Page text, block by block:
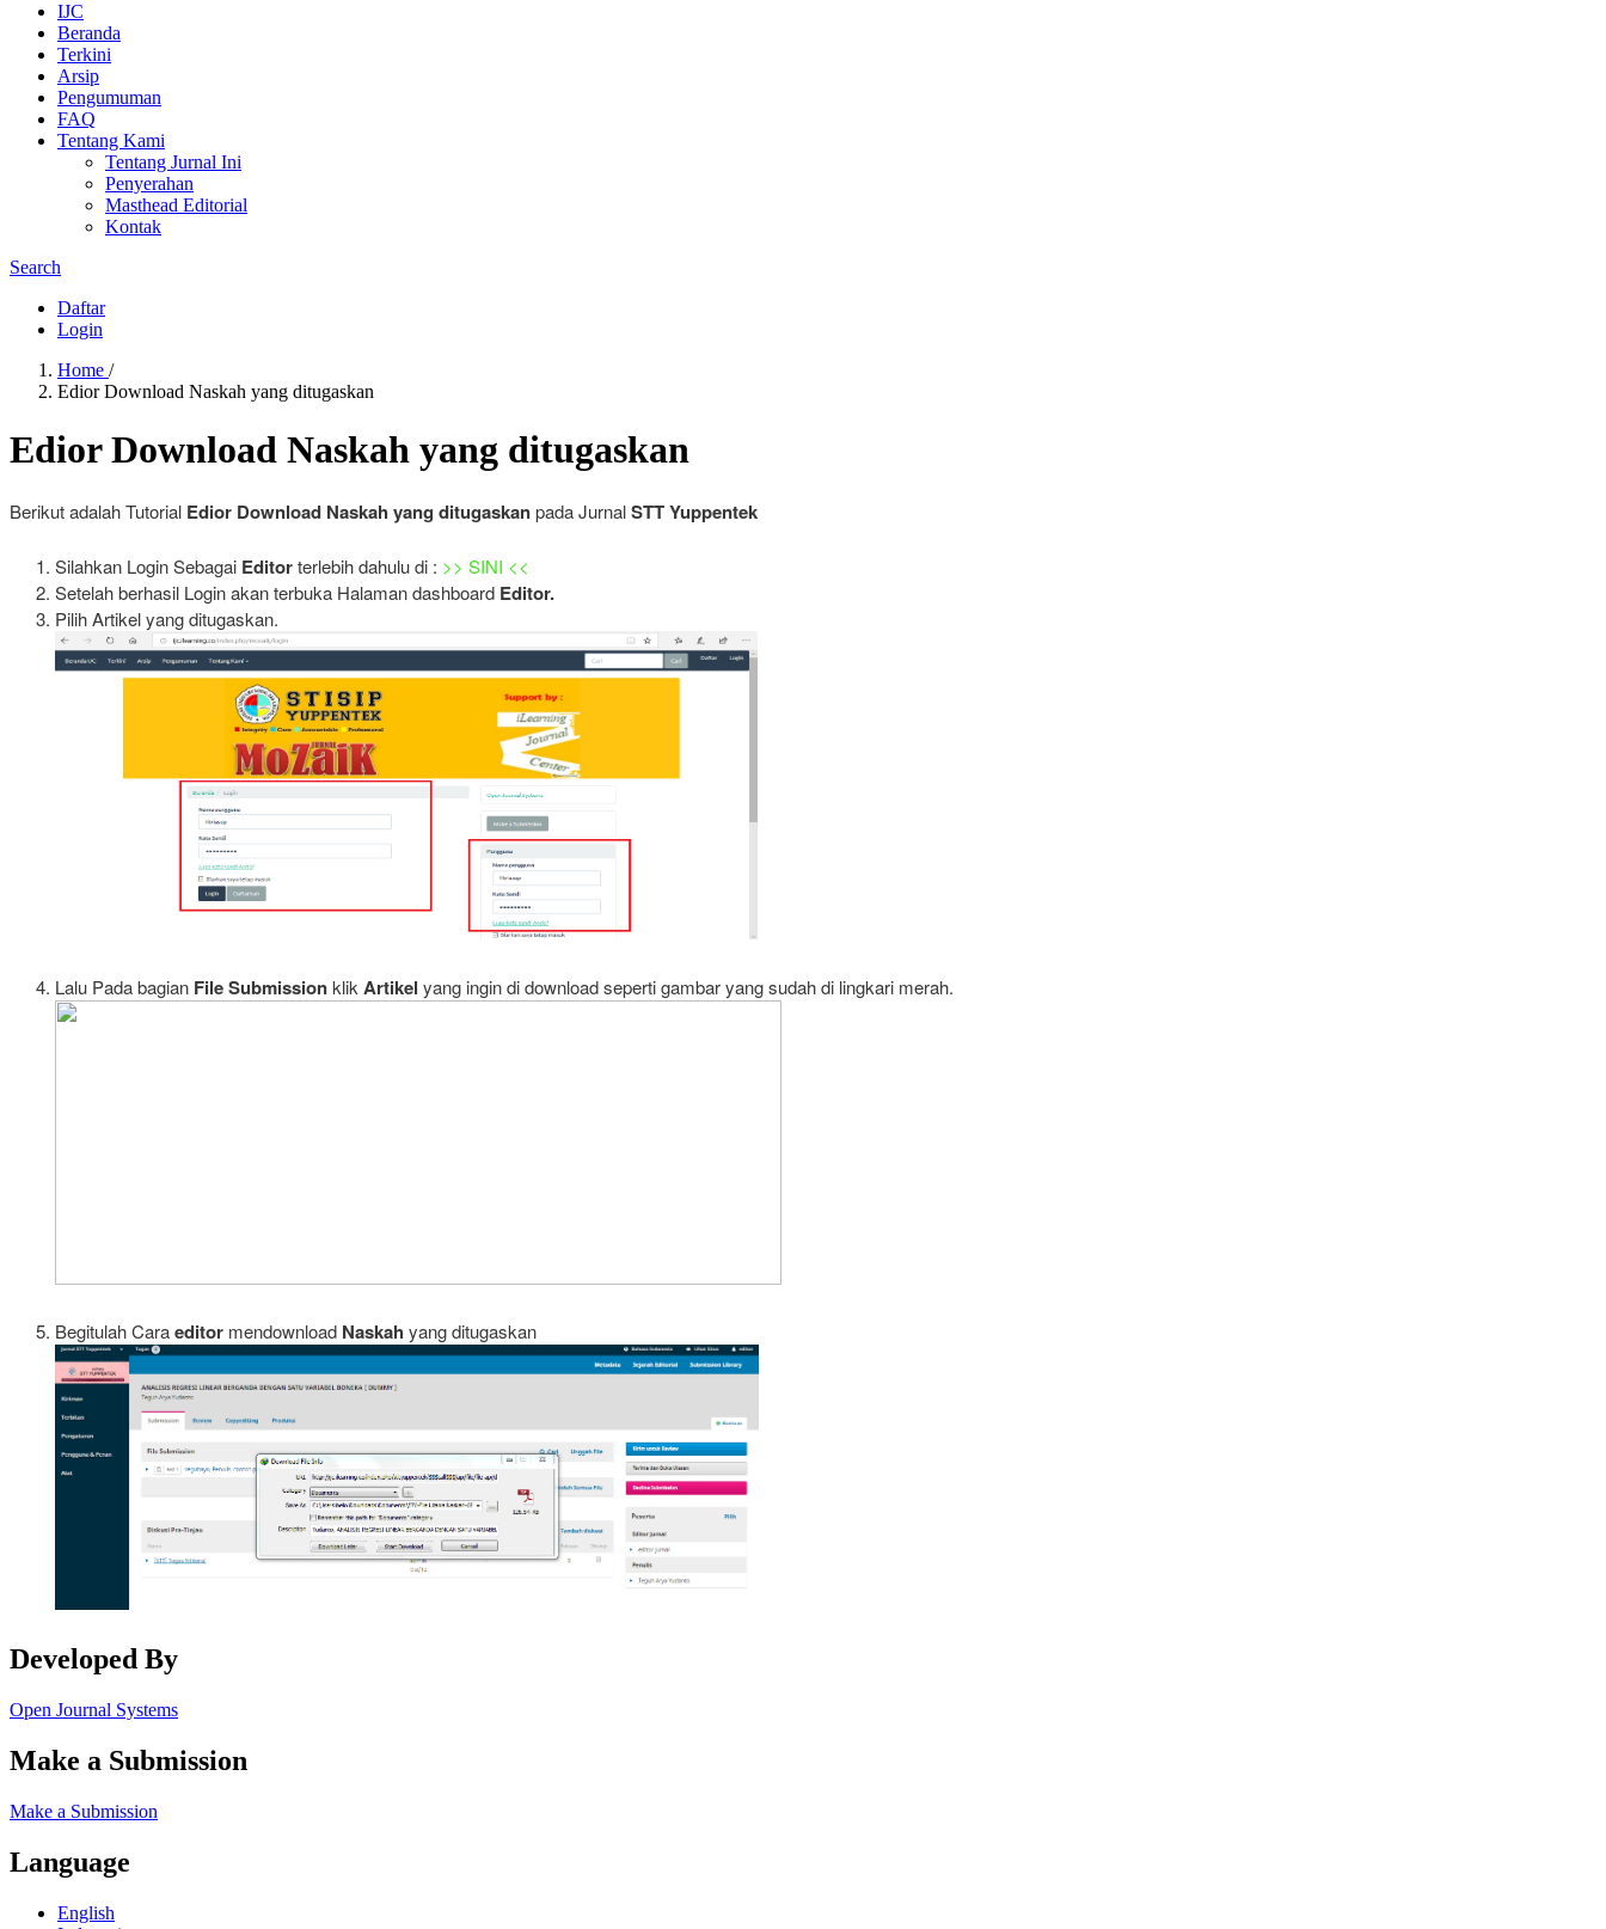
IJC
Beranda
Terkini
Arsip
Pengumuman
FAQ
Tentang Kami
Tentang Jurnal Ini
Penyerahan
Masthead Editorial
Kontak
Search
Daftar
Login
Home /
Edior Download Naskah yang ditugaskan
Edior Download Naskah yang ditugaskan
Berikut adalah Tutorial Edior Download Naskah yang ditugaskanpada JurnalSTT Yuppentek
Silahkan Login Sebagai Editorterlebih dahulu di : >> SINI <<
Setelah berhasil Login akan terbuka Halaman dashboardEditor.
Pilih Artikel yang ditugaskan.
Lalu Pada bagian File Submissionklik Artikel yang ingin di download seperti gambar yang sudah di lingkari merah.
Begitulah Caraeditormendownload Naskah yang ditugaskan
Developed By
Open Journal Systems
Make a Submission
Make a Submission
Language
English